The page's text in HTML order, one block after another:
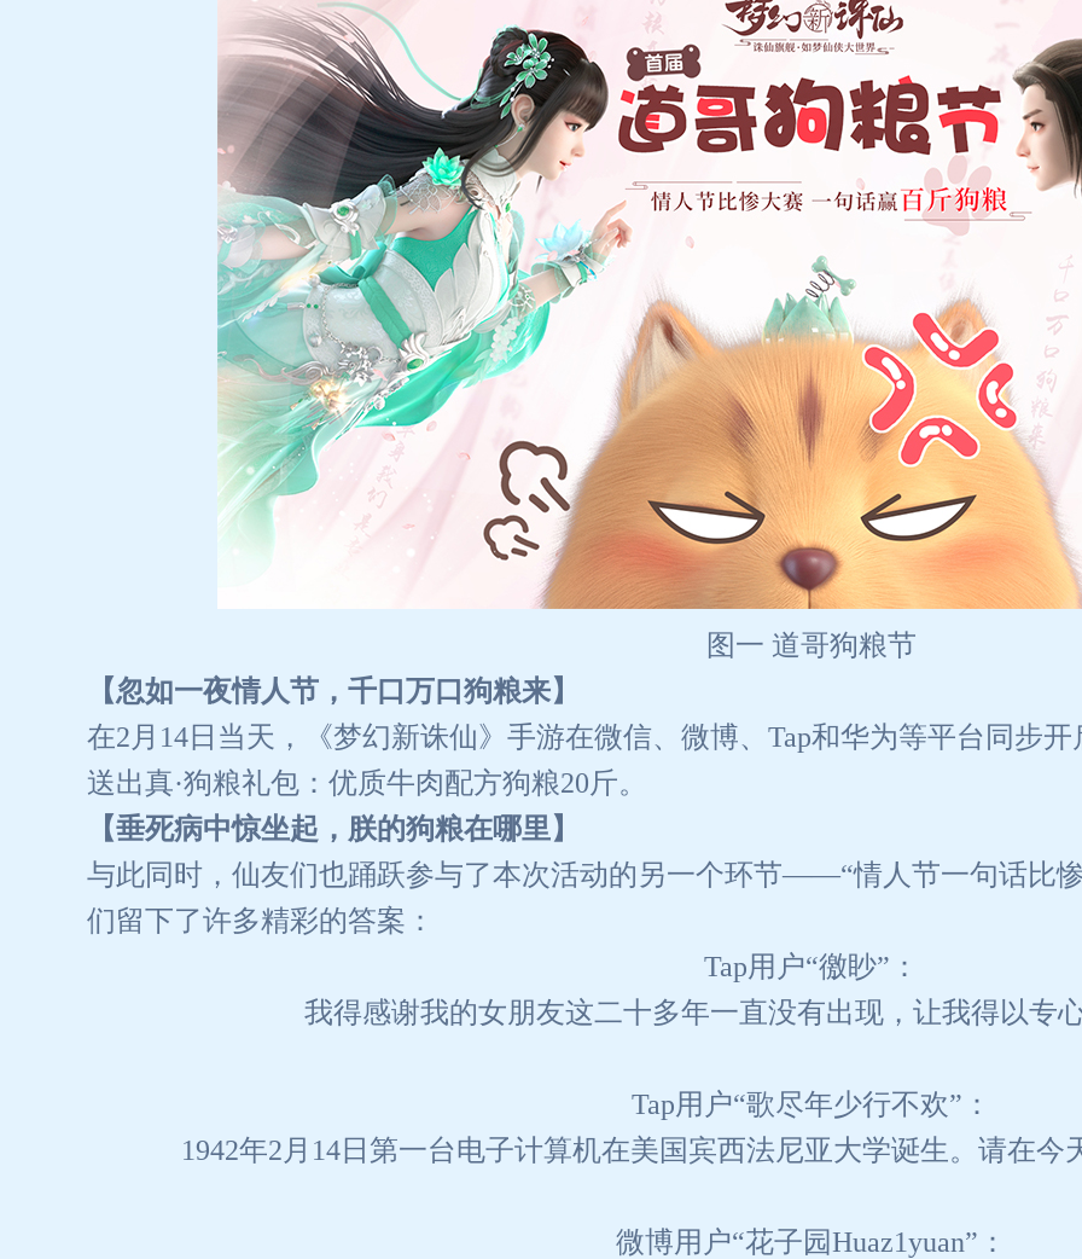
图一 道哥狗粮节
【忽如一夜情人节，千口万口狗粮来】
在2月14日当天，《梦幻新诛仙》手游在微信、微博、Tap和华为等平台同步
送出真·狗粮礼包：优质牛肉配方狗粮20斤。
【垂死病中惊坐起，朕的狗粮在哪里】
与此同时，仙友们也踊跃参与了本次活动的另一个环节——“情人节一句话比
们留下了许多精彩的答案：
Tap用户“徼眇”：
我得感谢我的女朋友这二十多年一直没有出现，让我得以专
Tap用户“歌尽年少行不欢”：
1942年2月14日第一台电子计算机在美国宾西法尼亚大学诞生。请在今
微博用户“花子园Huaz1yuan”：